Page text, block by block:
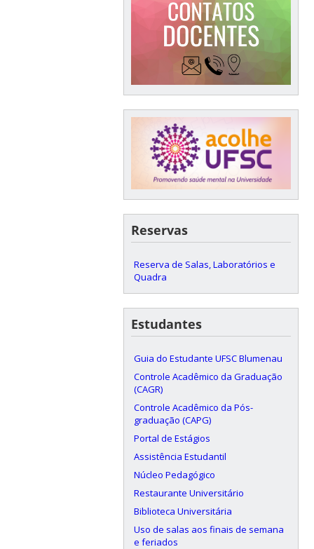
Reservas
Reserva de Salas, Laboratórios e
Quadra
Estudantes
Guia do Estudante UFSC Blumenau
Controle Acadêmico da Graduação
(CAGR)
Controle Acadêmico da Pós-
graduação (CAPG)
Portal de Estágios
Assistência Estudantil
Núcleo Pedagógico
Restaurante Universitário
Biblioteca Universitária
Uso de salas aos finais de semana
e feriados